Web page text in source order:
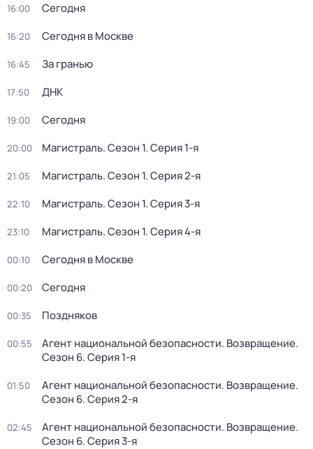
16:00 Сегодня
16:20 Сегодня в Москве
16:45 За гранью
17:50 ДНК
19:00 Сегодня
20:00 Магистраль. Сезон 1. Серия 1-я
21:05 Магистраль. Сезон 1. Серия 2-я
22:10 Магистраль. Сезон 1. Серия 3-я
23:10 Магистраль. Сезон 1. Серия 4-я
00:10 Сегодня в Москве
00:20 Сегодня
00:35 Поздняков
00:55 Агент национальной безопасности. Возвращение.
Сезон 6. Серия 1-я
01:50 Агент национальной безопасности. Возвращение.
Сезон 6. Серия 2-я
02:45 Агент национальной безопасности. Возвращение.
Сезон 6. Серия 3-я